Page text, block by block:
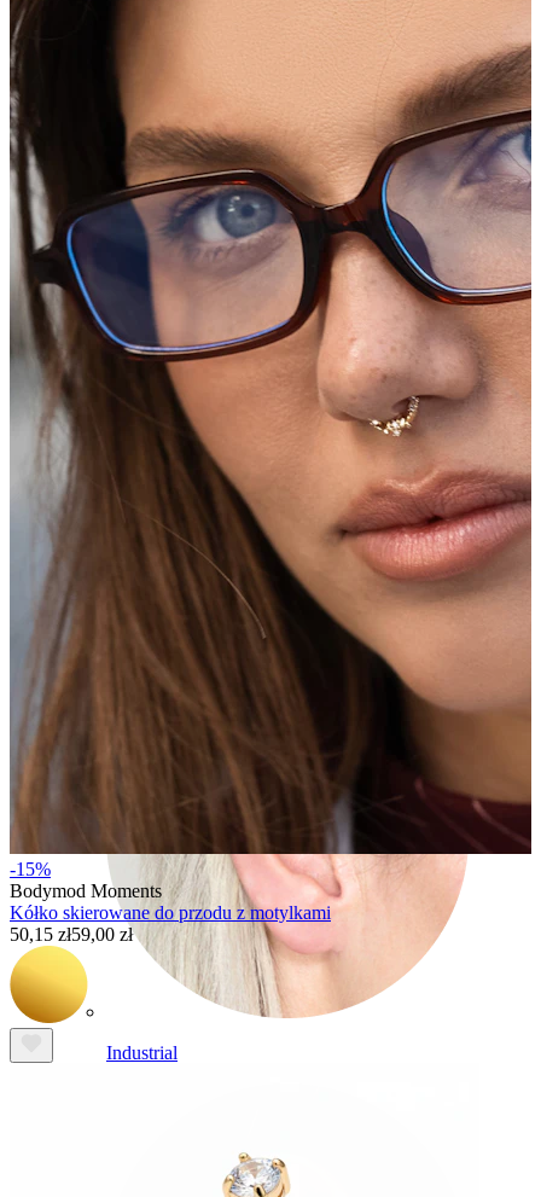
Conch
Daith
Industrial
-15%
Bodymod Moments
Kółko skierowane do przodu z motylkami
50,15 zł59,00 zł